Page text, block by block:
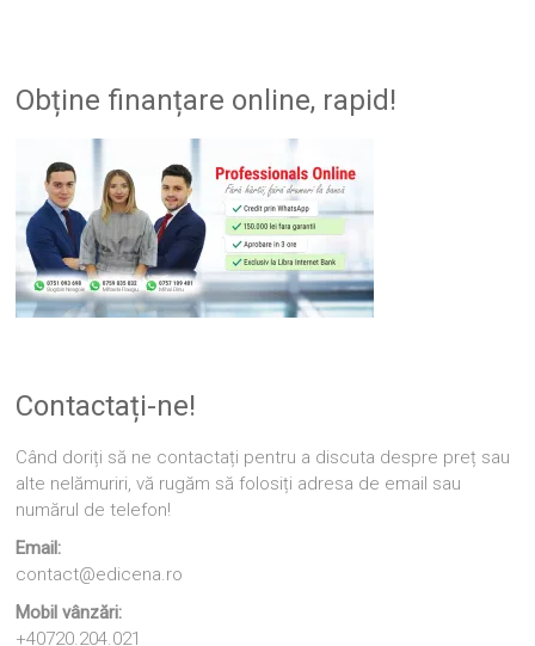
Obține finanțare online, rapid!
Contactați-ne!
Când doriți să ne contactați pentru a discuta despre preț sau
alte nelămuriri, vă rugăm să folosiți adresa de email sau
numărul de telefon!
Email:
contact@edicena.ro
Mobil vânzări:
+40720.204.021